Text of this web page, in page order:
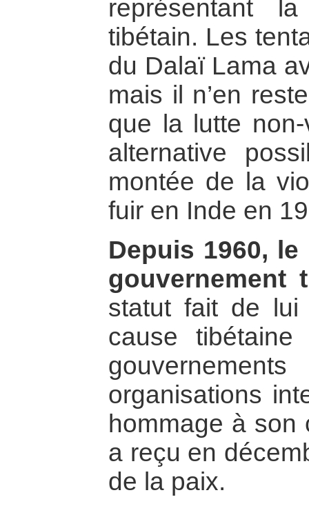
représentant
tibétain. Les
du Dalaï Lama
mais il n’en
que la lutte
alternative
montée de la
fuir en Inde en
Depuis 1960,
gouvernement
statut fait de lui
cause
organisations
hommage à son
a reçu en
de la paix.